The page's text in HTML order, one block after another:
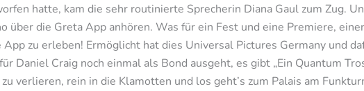
hatte, kam die sehr routinierte Sprecherin Diana Gaul zum Zug.
über die Greta App anhören. Was für ein Fest und eine Premiere,
zu erleben! Ermöglicht hat dies Universal Pictures Germany und
Daniel Craig noch einmal als Bond ausgeht, es gibt „Ein Quantum
verlieren, rein in die Klamotten und los geht’s zum Palais am